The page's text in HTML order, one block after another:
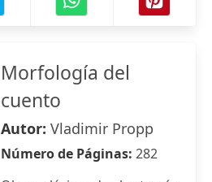
Morfología del
cuento
Autor: Vladimir Propp
Número de Páginas: 282